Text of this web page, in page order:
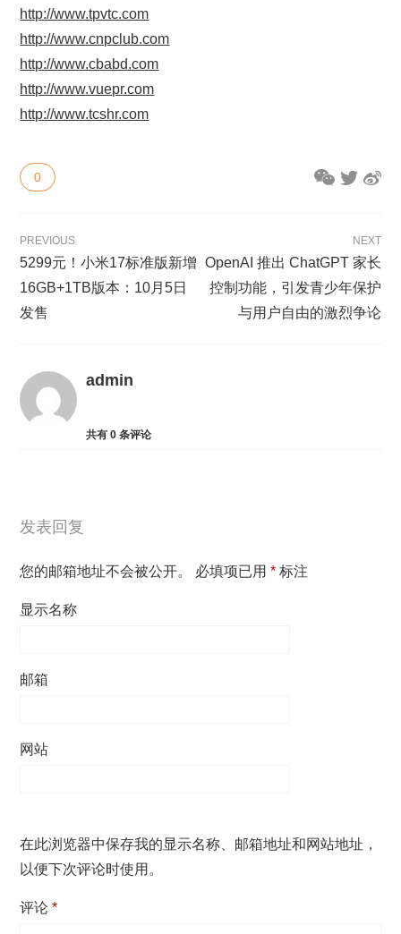
http://www.tpvtc.com
http://www.cnpclub.com
http://www.cbabd.com
http://www.vuepr.com
http://www.tcshr.com
0
PREVIOUS
5299元！小米17标准版新增
16GB+1TB版本：10月5日
发售
NEXT
OpenAI 推出 ChatGPT 家长
控制功能，引发青少年保护
与用户自由的激烈争论
admin
共有0 条评论
发表回复
您的邮箱地址不会被公开。 必填项已用* 标注
显示名称
邮箱
网站
在此浏览器中保存我的显示名称、邮箱地址和网站地址，
以便下次评论时使用。
评论*